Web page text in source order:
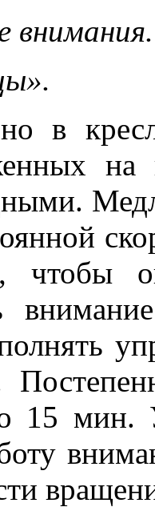
внимания.
».
в
на
чтобы
15 мин.